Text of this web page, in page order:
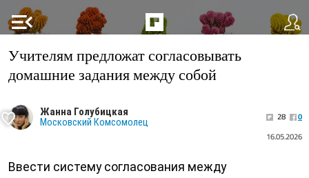
menu_open
Учителям предложат согласовывать
домашние задания между собой
Жанна Голубицкая
Московский Комсомолец 28
0
16.05.2026
Ввести систему согласования между